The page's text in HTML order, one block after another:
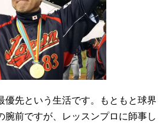
優先という生活です。もともと球界
腕前ですが、レッスンプロに師事し